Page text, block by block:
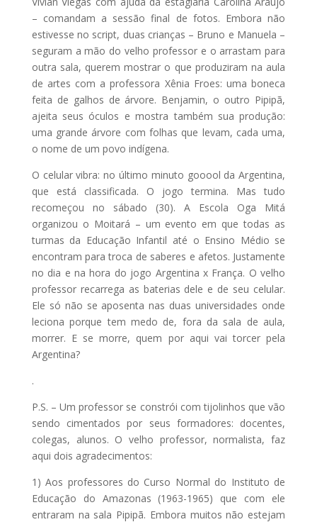
– comandam a sessão final de fotos. Embora não
estivesse no script, duas crianças – Bruno e Manuela –
seguram a mão do velho professor e o arrastam para
outra sala, querem mostrar o que produziram na aula
de artes com a professora Xênia Froes: uma boneca
feita de galhos de árvore. Benjamin, o outro Pipipã,
ajeita seus óculos e mostra também sua produção:
uma grande árvore com folhas que levam, cada uma,
o nome de um povo indígena.
O celular vibra: no último minuto gooool da Argentina,
que está classificada. O jogo termina. Mas tudo
recomeçou no sábado (30). A Escola Oga Mitá
organizou o Moitará – um evento em que todas as
turmas da Educação Infantil até o Ensino Médio se
encontram para troca de saberes e afetos. Justamente
no dia e na hora do jogo Argentina x França. O velho
professor recarrega as baterias dele e de seu celular.
Ele só não se aposenta nas duas universidades onde
leciona porque tem medo de, fora da sala de aula,
morrer. E se morre, quem por aqui vai torcer pela
Argentina?
.
P.S. – Um professor se constrói com tijolinhos que vão
sendo cimentados por seus formadores: docentes,
colegas, alunos. O velho professor, normalista, faz
aqui dois agradecimentos:
1) Aos professores do Curso Normal do Instituto de
Educação do Amazonas (1963-1965) que com ele
entraram na sala Pipipã. Embora muitos não estejam